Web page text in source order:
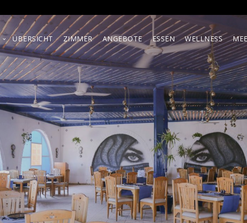
ÜBERSICHT ZIMMER ANGEBOTE ESSEN WELLNESS